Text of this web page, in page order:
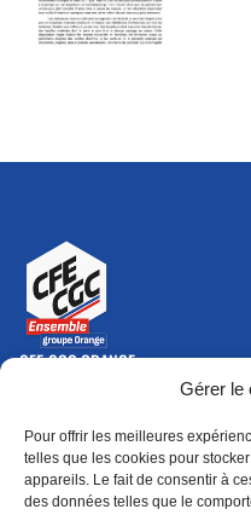
Gérer le
Pour offrir les meilleures
telles que les cookies pour
appareils. Le fait de consentir à
des données telles que le
CFE-CGC ORANGE
10-12 rue Saint Amand,
Nous contacter
01 46 79 28 74
S'ABONNER(NOUVELLE FENÊTRE)
ADHÉRER